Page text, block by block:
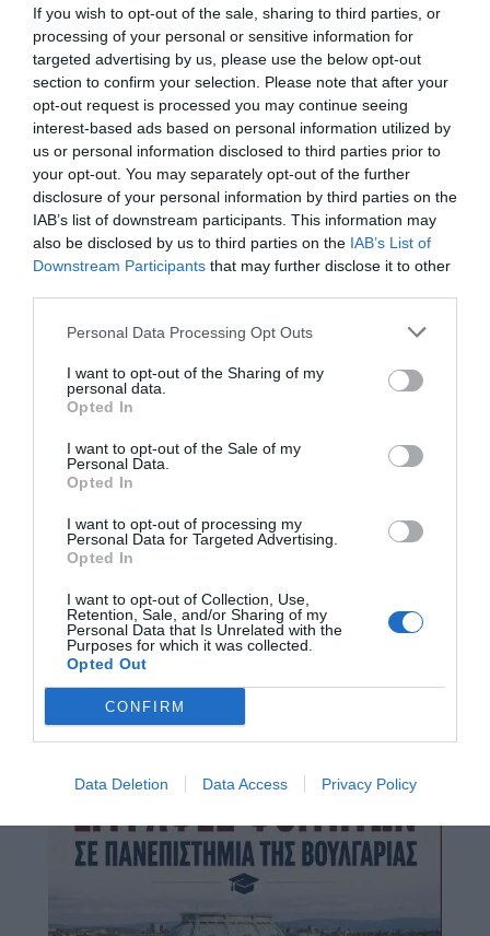
If you wish to opt-out of the sale, sharing to third parties, or
processing of your personal or sensitive information for
targeted advertising by us, please use the below opt-out
section to confirm your selection. Please note that after your
opt-out request is processed you may continue seeing
interest-based ads based on personal information utilized by
us or personal information disclosed to third parties prior to
your opt-out. You may separately opt-out of the further
disclosure of your personal information by third parties on the
IAB’s list of downstream participants. This information may
also be disclosed by us to third parties on the IAB’s List of
Downstream Participants that may further disclose it to other
Personal Data Processing Opt Outs
I want to opt-out of the Sharing of my
personal data.
Opted In
I want to opt-out of the Sale of my
Personal Data.
Opted In
I want to opt-out of processing my
Personal Data for Targeted Advertising.
Opted In
I want to opt-out of Collection, Use,
Retention, Sale, and/or Sharing of my
Personal Data that Is Unrelated with the
Purposes for which it was collected.
Opted Out
CONFIRM
Data Deletion Data Access Privacy Policy